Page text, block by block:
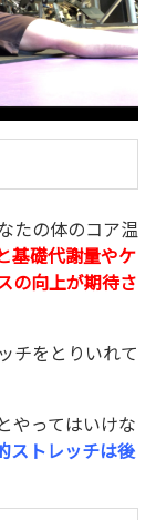
たの体のコア温
基礎代謝量やケ
の向上が期待さ
チをとりいれて
やってはいけな
ストレッチは後